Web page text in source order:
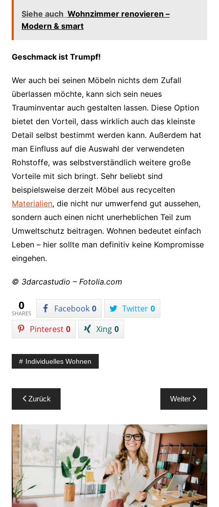
Siehe auch Wohnzimmer renovieren –
Modern & smart
Geschmack ist Trumpf!
Wer auch bei seinen Möbeln nichts dem Zufall
überlassen möchte, kann sich sein neues
Trauminventar auch gestalten lassen. Diese Option
bietet den Vorteil, dass wirklich auch das kleinste
Detail selbst bestimmt werden kann. Außerdem hat
man Einfluss auf die Auswahl der verwendeten
Rohstoffe, was selbstverständlich weitere große
Vorteile mit sich bringt. Sehr beliebt sind
beispielsweise derzeit Möbel aus recycelten
Materialien, die nicht nur umwerfend gut aussehen,
sondern auch einen nicht unerheblichen Teil zum
Umweltschutz beitragen. Wohnen bedeutet einfach
Leben – hier sollte man definitiv keine Kompromisse
eingehen.
© 3darcastudio – Fotolia.com
0
SHARES Facebook 0 Twitter 0
Pinterest 0 Xing 0
Individuelles Wohnen
Beitragsnavigation
Zurück Weiter